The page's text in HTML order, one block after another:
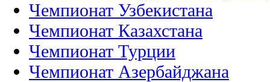
Чемпионат Узбекистана
Чемпионат Казахстана
Чемпионат Турции
Чемпионат Азербайджана